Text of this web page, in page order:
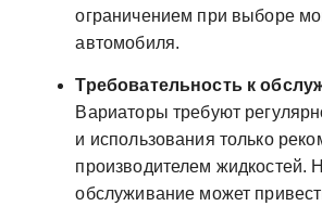
ограничением при выборе
автомобиля.
Требовательность к
Вариаторы требуют
и использования только
производителем жидкостей.
обслуживание может